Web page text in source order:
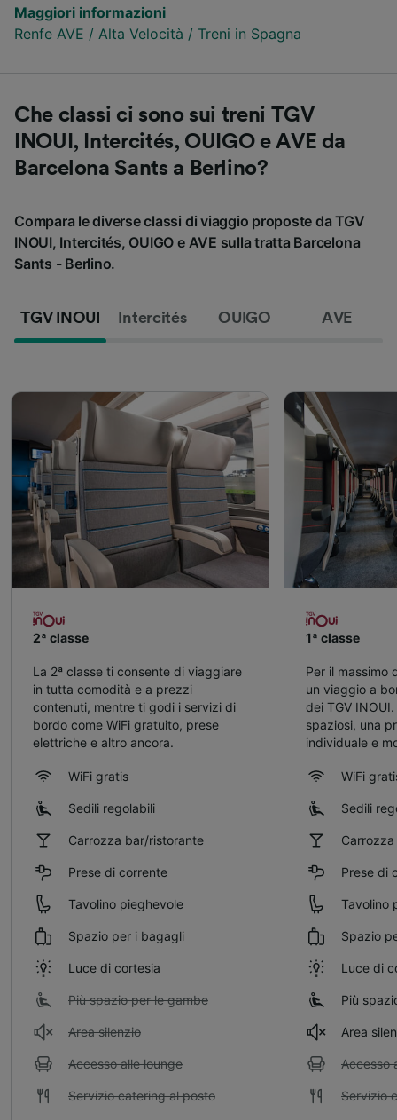
Maggiori informazioni
Renfe AVE / Alta Velocità / Treni in Spagna
Che classi ci sono sui treni TGV
INOUI, Intercités, OUIGO e AVE da
Barcelona Sants a Berlino?
Compara le diverse classi di viaggio proposte da TGV
INOUI, Intercités, OUIGO e AVE sulla tratta Barcelona
Sants - Berlino.
TGV INOUI Intercités OUIGO AVE
2ª classe
La 2ª classe ti consente di viaggiare
in tutta comodità e a prezzi
contenuti, mentre ti godi i servizi di
bordo come WiFi gratuito, prese
elettriche e altro ancora.
WiFi gratis
Sedili regolabili
Carrozza bar/ristorante
Prese di corrente
Tavolino pieghevole
Spazio per i bagagli
Luce di cortesia
Più spazio per le gambe
Area silenzio
Accesso alle lounge
Servizio catering al posto
1ª classe
Per il massimo
un viaggio a
dei TGV
spaziosi, una
individuale e
WiFi
Sedili
Prese di
Tavolino
Spazio
Luce di
Più
Area
Accesso
Servizio